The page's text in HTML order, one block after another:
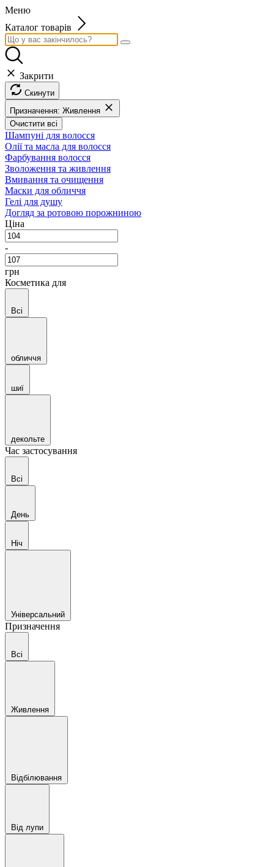
Меню
Каталог товарів
Закрити
Скинути
Призначення: Живлення
Очистити всі
Шампуні для волосся
Олії та масла для волосся
Фарбування волосся
Зволоження та живлення
Вмивання та очищення
Маски для обличчя
Гелі для душу
Догляд за ротовою порожниною
Ціна
-
грн
Косметика для
Всі
обличчя
шиї
декольте
Час застосування
Всі
День
Ніч
Універсальний
Призначення
Всі
Живлення
Відбілювання
Від лупи